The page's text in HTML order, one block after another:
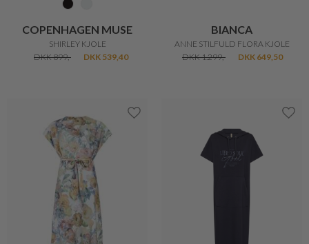
COPENHAGEN MUSE
SHIRLEY KJOLE
DKK 899,-
DKK 539,40
BIANCA
ANNE STILFULD FLORA KJOLE
DKK 1.299,-
DKK 649,50